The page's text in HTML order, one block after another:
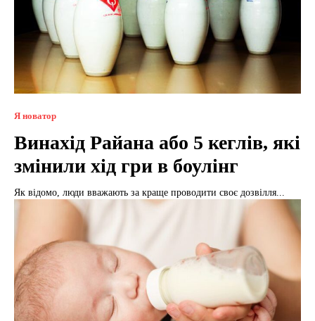
Я новатор
Винахід Рaйана або 5 кеглів, які
змінили хід гри в боулінг
Як відомо, люди вважають за краще проводити своє дозвілля...